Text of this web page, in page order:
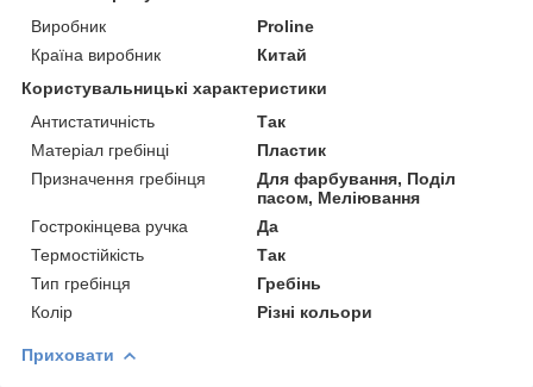
Виробник
Proline
Країна виробник
Китай
Користувальницькі характеристики
Антистатичність
Так
Матеріал гребінці
Пластик
Призначення гребінця
Для фарбування, Поділ
пасом, Меліювання
Гострокінцева ручка
Да
Термостійкість
Так
Тип гребінця
Гребінь
Колір
Різні кольори
Приховати